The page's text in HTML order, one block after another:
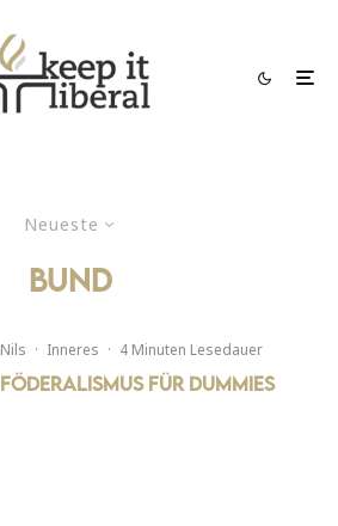
Neueste
bund
Nils · Inneres · 4 Minuten Lesedauer
Föderalismus für Dummies